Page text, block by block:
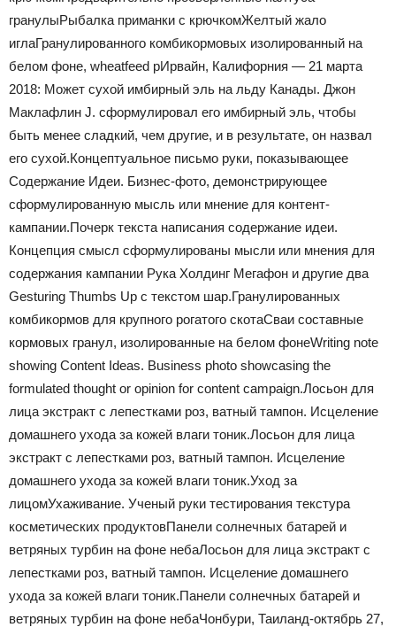
гранулыРыбалка приманки с крючкомЖелтый жало
иглаГранулированного комбикормовых изолированный на
белом фоне, wheatfeed pИрвайн, Калифорния — 21 марта
2018: Может сухой имбирный эль на льду Канады. Джон
Маклафлин J. сформулировал его имбирный эль, чтобы
быть менее сладкий, чем другие, и в результате, он назвал
его сухой.Концептуальное письмо руки, показывающее
Содержание Идеи. Бизнес-фото, демонстрирующее
сформулированную мысль или мнение для контент-
кампании.Почерк текста написания содержание идеи.
Концепция смысл сформулированы мысли или мнения для
содержания кампании Рука Холдинг Мегафон и другие два
Gesturing Thumbs Up с текстом шар.Гранулированных
комбикормов для крупного рогатого скотаСваи составные
кормовых гранул, изолированные на белом фонеWriting note
showing Content Ideas. Business photo showcasing the
formulated thought or opinion for content campaign.Лосьон для
лица экстракт с лепестками роз, ватный тампон. Исцеление
домашнего ухода за кожей влаги тоник.Лосьон для лица
экстракт с лепестками роз, ватный тампон. Исцеление
домашнего ухода за кожей влаги тоник.Уход за
лицомУхаживание. Ученый руки тестирования текстура
косметических продуктовПанели солнечных батарей и
ветряных турбин на фоне небаЛосьон для лица экстракт с
лепестками роз, ватный тампон. Исцеление домашнего
ухода за кожей влаги тоник.Панели солнечных батарей и
ветряных турбин на фоне небаЧонбури, Таиланд-октябрь 27,